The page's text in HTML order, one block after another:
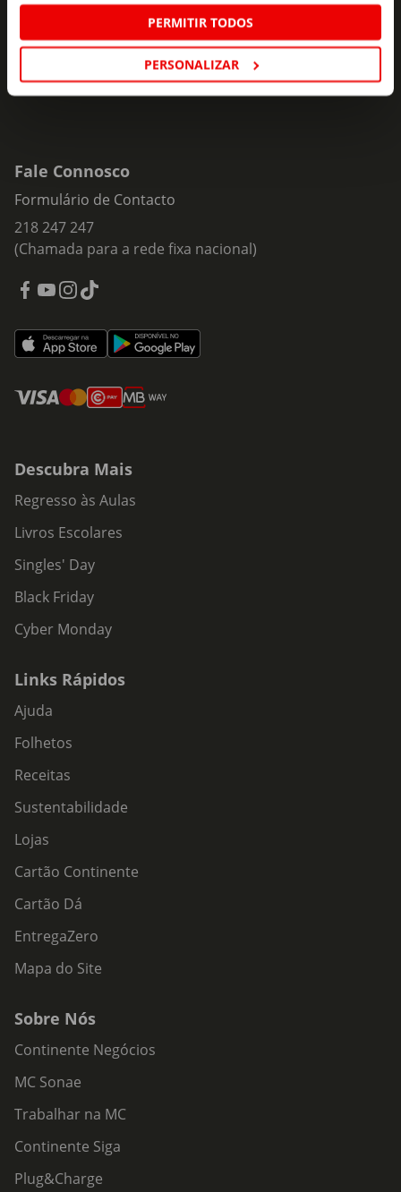
PERMITIR TODOS
PERSONALIZAR
Insira o seu e-
Fale Connosco
Formulário de Contacto
218 247 247
(Chamada para a rede fixa nacional)
Descubra Mais
Regresso às Aulas
Livros Escolares
Singles' Day
Black Friday
Cyber Monday
Links Rápidos
Ajuda
Folhetos
Receitas
Sustentabilidade
Lojas
Cartão Continente
Cartão Dá
EntregaZero
Mapa do Site
Sobre Nós
Continente Negócios
MC Sonae
Trabalhar na MC
Continente Siga
Plug&Charge